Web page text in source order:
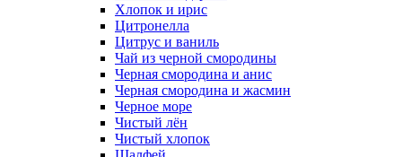
Хлопок и ирис
Цитронелла
Цитрус и ваниль
Чай из черной смородины
Черная смородина и анис
Черная смородина и жасмин
Черное море
Чистый лён
Чистый хлопок